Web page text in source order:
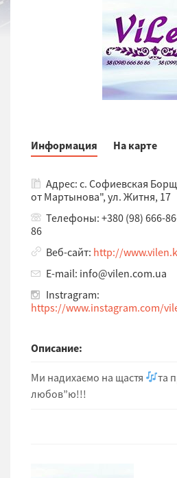
Информация На карте
Адрес: с. Софиевская
от Мартынова", ул. Житня, 17
Телефоны: +380 (98) 666-
86
Веб-сайт: http://
E-mail: info@vilen.com.ua
Instragram:
https://www.instagram.com/
Описание:
Ми надихаємо на щастя
та
любов”ю!!!